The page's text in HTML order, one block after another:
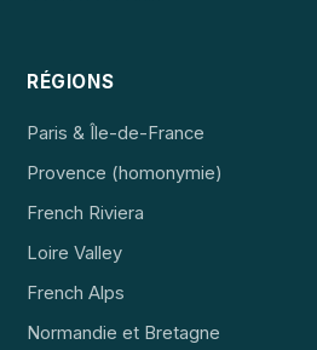
RÉGIONS
Paris & Île-de-France
Provence (homonymie)
French Riviera
Loire Valley
French Alps
Normandie et Bretagne